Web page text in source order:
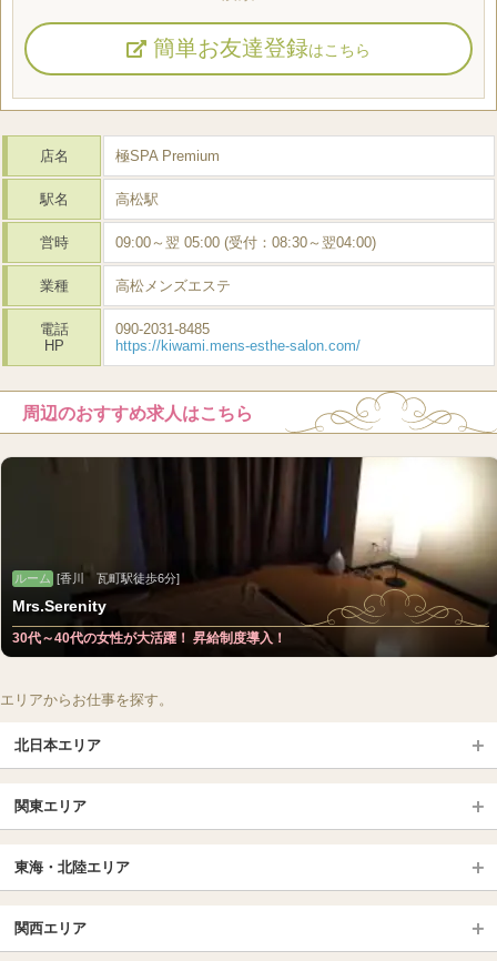
簡単お友達登録はこちら
店名 極SPA Premium
駅名 高松駅
営時 09:00～翌 05:00 (受付：08:30～翌04:00)
業種 高松メンズエステ
電話
HP
090-2031-8485
https://kiwami.mens-esthe-salon.com/
周辺のおすすめ求人はこちら
ルーム [香川 瓦町駅徒歩6分]
Mrs.Serenity
30代～40代の女性が大活躍！ 昇給制度導入！
エリアからお仕事を探す。
北日本エリア
北海道（札幌・旭川・函館）
青森
岩手 (盛岡・北上)
福島 (いわき・郡山)
山形
長野・松本・上田
関東エリア
大宮・浦和・川口
越谷・春日部
東海・北陸エリア
愛知（名古屋） 岐阜県
関西エリア